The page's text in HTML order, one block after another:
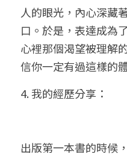
人的眼光，內心深藏
口。於是，表達成為
心裡那個渴望被理解
信你一定有過這樣的
4. 我的經歷分享：
出版第一本書的時候